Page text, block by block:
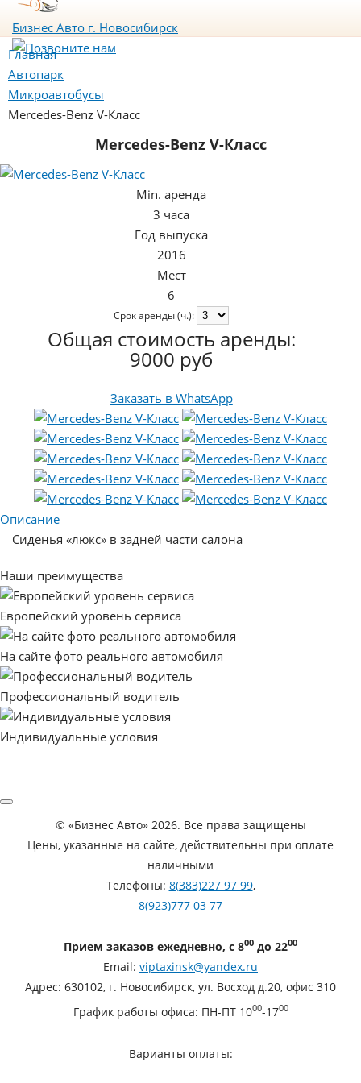
Бизнес Авто г. Новосибирск
Главная
Автопарк
Микроавтобусы
Mercedes-Benz V-Класс
Mercedes-Benz V-Класс
Min. аренда
3 часа
Год выпуска
2016
Мест
6
Срок аренды (ч.):
Общая стоимость аренды:
9000 руб
Заказать в WhatsApp
Описание
Сиденья «люкс» в задней части салона
Наши преимущества
Европейский уровень сервиса
На сайте фото реального автомобиля
Профессиональный водитель
Индивидуальные условия
© «Бизнес Авто»2026. Все права защищены
Цены, указанные на сайте, действительны при оплате
наличными
Телефоны: 8(383)227 97 99,
8(923)777 03 77
Прием заказов ежедневно, с 800 до 2200
Email: viptaxinsk@yandex.ru
Адрес: 630102, г. Новосибирск, ул. Восход д.20, офис 310
График работы офиса: ПН-ПТ 1000-1700
Варианты оплаты: